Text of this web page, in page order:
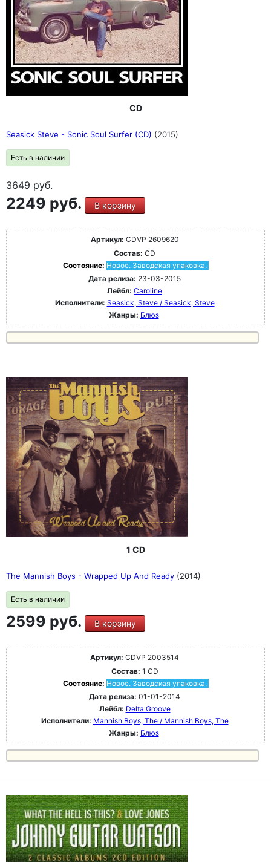
CD
Seasick Steve - Sonic Soul Surfer (CD) (2015)
Есть в наличии
3649руб.
2249 руб. В корзину
Артикул: CDVP 2609620
Состав: CD
Состояние: Новое. Заводская упаковка.
Дата релиза: 23-03-2015
Лейбл: Caroline
Исполнители: Seasick, Steve / Seasick, Steve
Жанры: Блюз
1 CD
The Mannish Boys - Wrapped Up And Ready (2014)
Есть в наличии
2599 руб. В корзину
Артикул: CDVP 2003514
Состав: 1 CD
Состояние: Новое. Заводская упаковка.
Дата релиза: 01-01-2014
Лейбл: Delta Groove
Исполнители: Mannish Boys, The / Mannish Boys, The
Жанры: Блюз